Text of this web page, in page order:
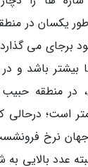
یکسان در
برجای می
بیشتر باشد و
در منطقه
متر است؛
عدد بالایی به